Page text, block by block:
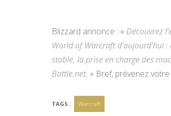
Blizzard annonce : « Découvrez
World of Warcraft d’aujourd’hui
stable, la prise en charge des
Battle.net. » Bref, prévenez
TAGS : Warcraft